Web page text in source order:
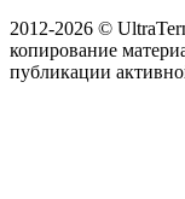
2012-2026 ©
копирование
публикации